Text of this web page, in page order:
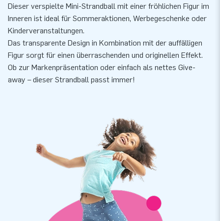
Dieser verspielte Mini-Strandball mit einer fröhlichen Figur im
Inneren ist ideal für Sommeraktionen, Werbegeschenke oder
Kinderveranstaltungen.
Das transparente Design in Kombination mit der auffälligen
Figur sorgt für einen überraschenden und originellen Effekt.
Ob zur Markenpräsentation oder einfach als nettes Give-
away – dieser Strandball passt immer!